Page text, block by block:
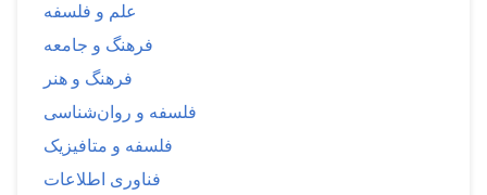
علم و فلسفه
فرهنگ و جامعه
فرهنگ و هنر
فلسفه و روان‌شناسی
فلسفه و متافیزیک
فناوری اطلاعات